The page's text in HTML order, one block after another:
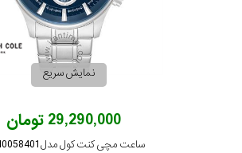
نمایش سریع
29,290,000 تومان
ساعت مچی کنت کول مدل KCWGI0058401